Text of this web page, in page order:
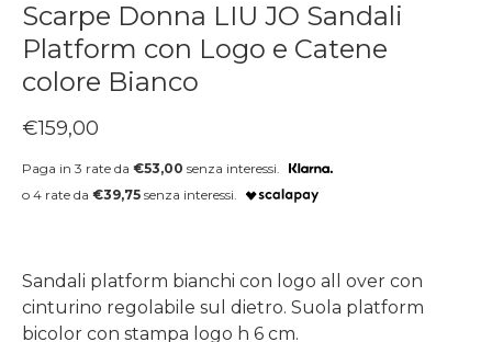
Scarpe Donna LIU JO Sandali
Platform con Logo e Catene
colore Bianco
Prezzo regolare
€159,00
Paga in 3 rate da €53,00 senza interessi.
o 4 rate da €39,75 senza interessi.
Sandali platform bianchi con logo all over con
cinturino regolabile sul dietro. Suola platform
bicolor con stampa logo h 6 cm.